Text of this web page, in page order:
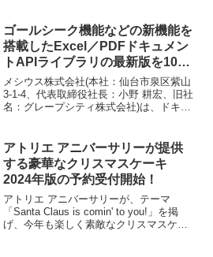
ェアの開催が決定いたしました。LINEス
タンプの人気キャラ...
ゴールシーク機能などの新機能を
搭載したExcel／PDFドキュメン
トAPIライブラリの最新版を10月
23日にリリース
メシウス株式会社(本社：仙台市泉区紫山
3-1-4、代表取締役社長：小野 耕宏、旧社
名：グレープシティ株式会社)は、ドキュ
／for PDF」の2...
アトリエ アニバーサリーが提供
する豪華なクリスマスケーキ
2024年版の予約受付開始！
アトリエ アニバーサリーが、テーマ
「Santa Claus is comin' to you!」を掲
げ、今年も楽しく素敵なクリスマスケー